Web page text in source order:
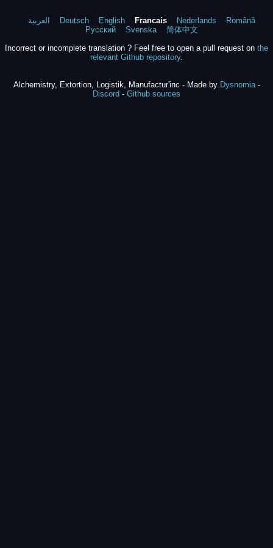
العربية Deutsch English Francais Nederlands
Română
Русский
Svenska
简体中文
Incorrect or incomplete translation ? Feel free to open a pull request on the
relevant Github repository.
Alchemistry, Extortion, Logistik, Manufactur'inc - Made by Dysnomia-
Discord - Github sources